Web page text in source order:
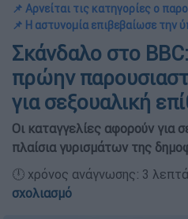
📌 Αρνείται τις κατηγορίες ο
📌 Η αστυνομία επιβεβαίωσε την
Σκάνδαλο στο
πρώην
για σεξουαλική
Οι καταγγελίες αφορούν για
πλαίσια γυρισμάτων της
🕛 χρόνος ανάγνωσης: 3
σχολιασμό